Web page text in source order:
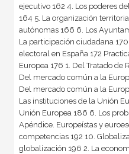
ejecutivo 162 4. Los poderes
164 5. La organización
autónomas 166 6. Los
La participación ciudadana
electoral en España 172
Europea 176 1. Del Tratado de
Del mercado común a la
Del mercado común a la
Las instituciones de la Unión
Unión Europea 186 6. Los
Apéndice. Europeístas y
competencias 192 10.
globalización 196 2. La